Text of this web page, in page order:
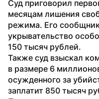
Суд приговорил
месяцам лишения
режима. Его
укрывательство
150 тысяч рублей.
Также суд взыскал
в размере 6
осужденного за
заплатит 850 тысяч